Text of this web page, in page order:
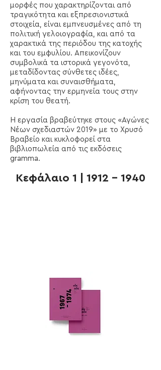
μορφές που χαρακτηρίζονται από
τραγικότητα και εξπρεσιονιστικά
στοιχεία, είναι εμπνευσμένες από τη
πολιτική γελοιογραφία, και από τα
χαρακτικά της περιόδου της κατοχής
και του εμφυλίου. Απεικονίζουν
συμβολικά τα ιστορικά γεγονότα,
μεταδίδοντας σύνθετες ιδέες,
μηνύματα και συναισθήματα,
αφήνοντας την ερμηνεία τους στην
κρίση του θεατή.
Η εργασία βραβεύτηκε στους «Αγώνες
Νέων σχεδιαστών 2019» με το Χρυσό
Βραβείο και κυκλοφορεί στα
βιβλιοπωλεία από τις εκδόσεις
gramma.
Κεφάλαιο 1 | 1912 - 1940